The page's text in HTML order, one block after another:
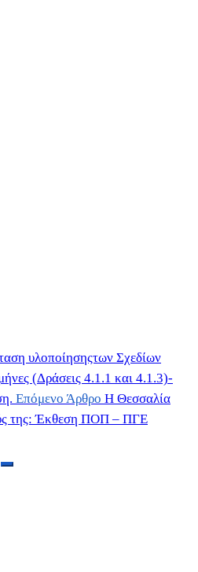
υλοποίησηςτων Σχεδίων
(Δράσεις 4.1.1 και 4.1.3)-
Επόμενο Άρθρο Η Θεσσαλία
της: Έκθεση ΠΟΠ – ΠΓΕ